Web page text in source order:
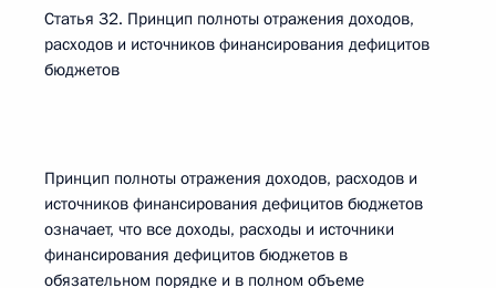
Статья 32. Принцип полноты отражения доходов,
расходов и источников финансирования дефицитов
бюджетов
Принцип полноты отражения доходов, расходов и
источников финансирования дефицитов бюджетов
означает, что все доходы, расходы и источники
финансирования дефицитов бюджетов в
обязательном порядке и в полном объеме